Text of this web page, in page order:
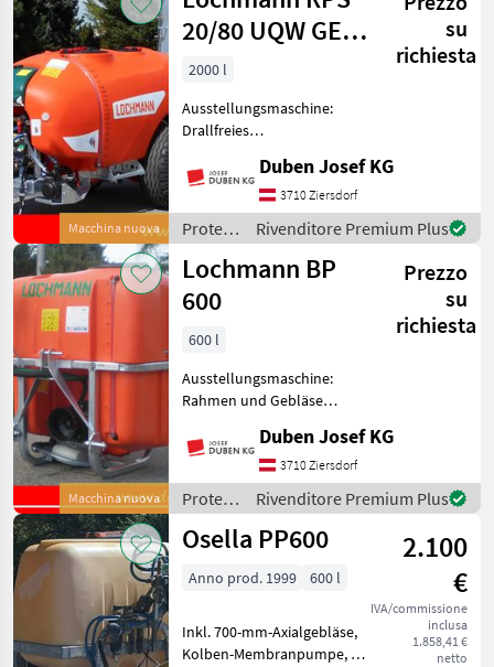
Macchina nuova
20/80 UQW GEN
III
su
richiesta
2000 l
Ausstellungsmaschine:
Drallfreies
Doppelaxialgebläse DM 800
mm (neue Ausführung f.
Weinbau mit bis zu 54.000
m³/h Luftleistung),
Gebläseumschaltgetri
Duben Josef KG
3710 Ziersdorf
Protezione
piante /
Lochmann
Rivenditore Premium Plus
Macchina nuova
Lochmann BP
600
Prezzo
su
richiesta
600 l
Ausstellungsmaschine:
Rahmen und Gebläse
außenliegender
Händewaschbehälter 15 l,
Polyethylenbehälter 635 l
mit 1 Einfüllöffnung,
integrierter Reinwass
Duben Josef KG
3710 Ziersdorf
Protezione
piante /
Lochmann
Rivenditore Premium Plus
Osella PP600
2.100
€
IVA/commissione
inclusa
1.858,41 €
netto
Anno prod. 1999 600 l
Inkl. 700-mm-Axialgebläse,
Kolben-Membranpumpe, ,